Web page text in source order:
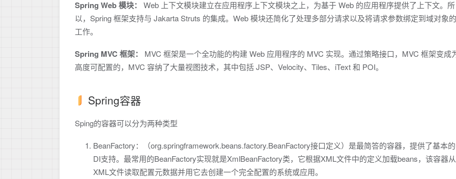
Spring Web 模块：
Web 上下文模块建立在应用程序上下文模块之上，为基于 Web 的应用程序提供了上下文。所
以，Spring 框架支持与 Jakarta Struts 的集成。Web 模块还简化了处理多部分请求以及将请求参数绑定到域对象的
工作。
Spring MVC 框架：
MVC 框架是一个全功能的构建 Web 应用程序的 MVC 实现。通过策略接口，MVC 框架变成
高度可配置的，MVC 容纳了大量视图技术，其中包括 JSP、Velocity、Tiles、iText 和 POI。
Spring容器
Sping的容器可以分为两种类型
BeanFactory：（org.springframework.beans.factory.BeanFactory接口定义）是最简答的容器，提供了基本的
DI支持。最常用的BeanFactory实现就是XmlBeanFactory类，它根据XML文件中的定义加载beans，该容器从
XML文件读取配置元数据并用它去创建一个完全配置的系统或应用。